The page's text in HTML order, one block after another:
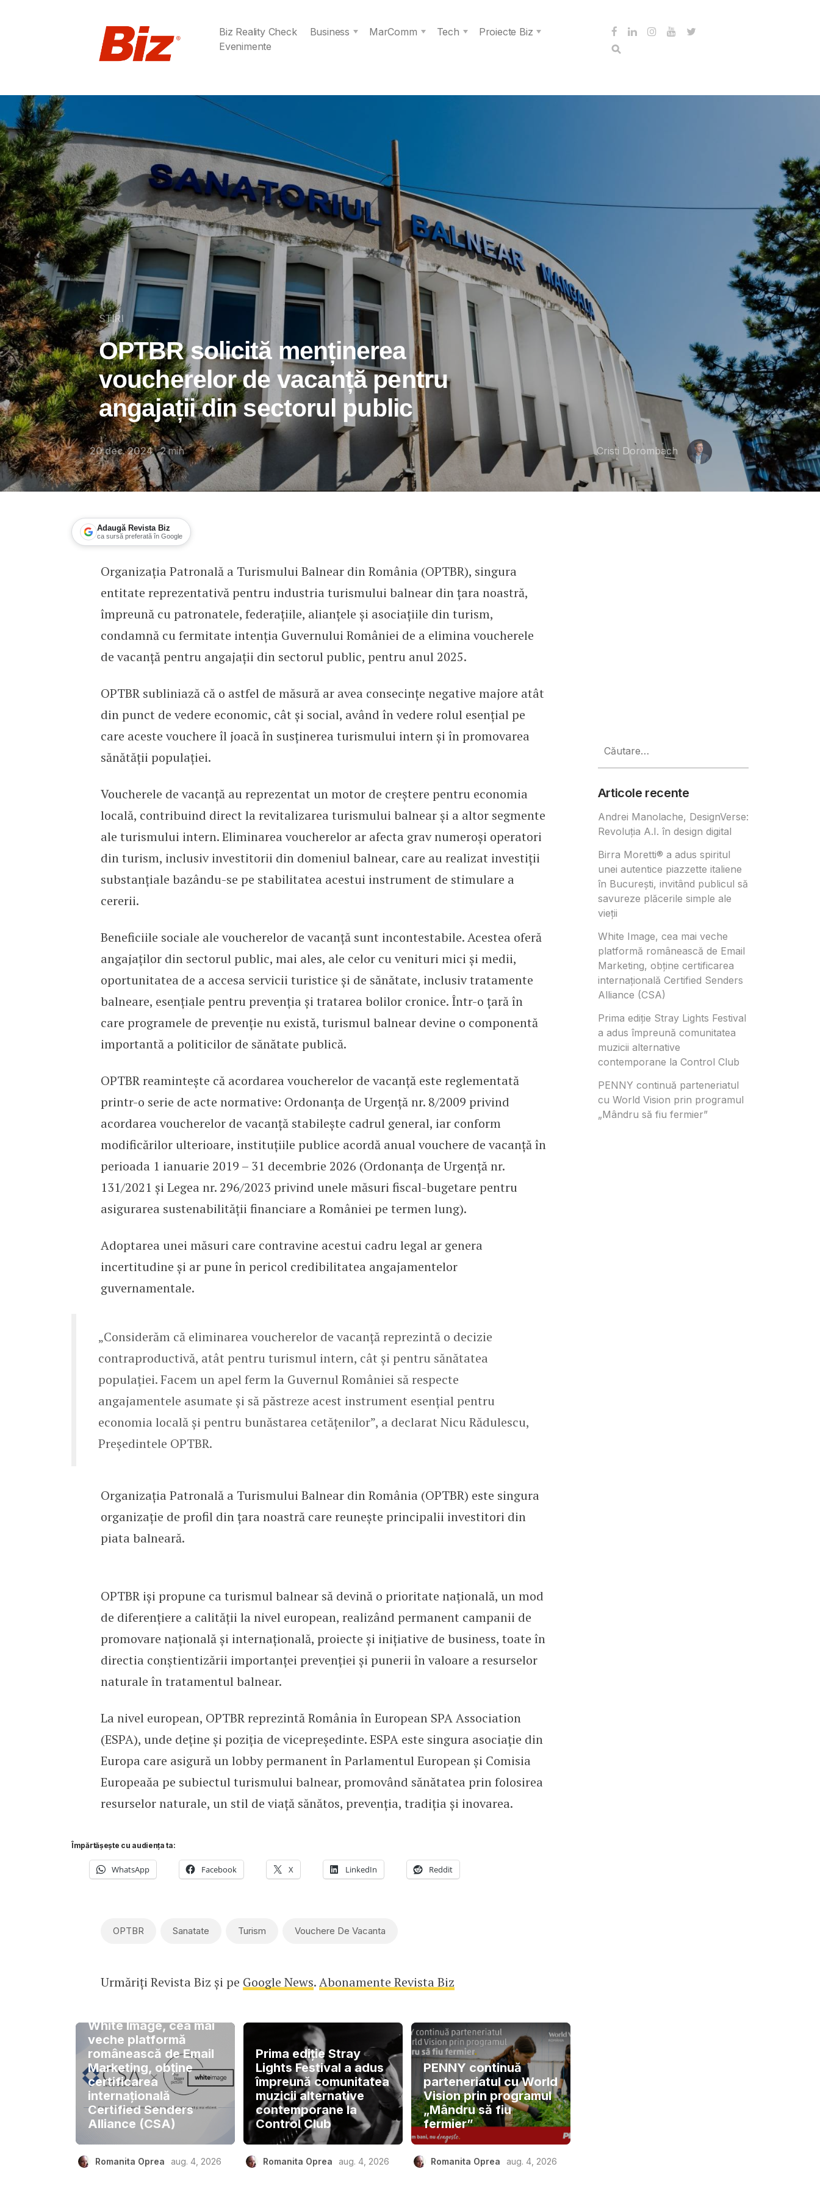
Biz Reality Check Business MarComm Tech
Proiecte Biz
Evenimente
STIRI
OPTBR solicită menținerea
voucherelor de vacanță pentru
angajații din sectorul public
20 dec. 2024 2min Cristi Dorombach
Adaugă Revista Biz
ca sursă preferată în Google
OPTBR solicită menținerea voucherelor de vacanță pentru angajații din sectorul public
Organizația Patronală a Turismului Balnear din România (OPTBR), singura
entitate reprezentativă pentru industria turismului balnear din țara noastră,
împreună cu patronatele, federațiile, alianțele și asociațiile din turism,
condamnă cu fermitate intenția Guvernului României de a elimina voucherele
de vacanță pentru angajații din sectorul public, pentru anul 2025.
OPTBR subliniază că o astfel de măsură ar avea consecințe negative majore atât
din punct de vedere economic, cât și social, având în vedere rolul esențial pe
care aceste vouchere îl joacă în susținerea turismului intern și în promovarea
sănătății populației.
Voucherele de vacanță au reprezentat un motor de creștere pentru economia
locală, contribuind direct la revitalizarea turismului balnear și a altor segmente
ale turismului intern. Eliminarea voucherelor ar afecta grav numeroși operatori
din turism, inclusiv investitorii din domeniul balnear, care au realizat investiții
substanțiale bazându-se pe stabilitatea acestui instrument de stimulare a
cererii.
Beneficiile sociale ale voucherelor de vacanță sunt incontestabile. Acestea oferă
angajaților din sectorul public, mai ales, ale celor cu venituri mici și medii,
oportunitatea de a accesa servicii turistice și de sănătate, inclusiv tratamente
balneare, esențiale pentru prevenția și tratarea bolilor cronice. Într-o țară în
care programele de prevenție nu există, turismul balnear devine o componentă
importantă a politicilor de sănătate publică.
OPTBR reamintește că acordarea voucherelor de vacanță este reglementată
printr-o serie de acte normative: Ordonanța de Urgență nr. 8/2009 privind
acordarea voucherelor de vacanță stabilește cadrul general, iar conform
modificărilor ulterioare, instituțiile publice acordă anual vouchere de vacanță în
perioada 1 ianuarie 2019 – 31 decembrie 2026 (Ordonanța de Urgență nr.
131/2021 și Legea nr. 296/2023 privind unele măsuri fiscal-bugetare pentru
asigurarea sustenabilității financiare a României pe termen lung).
Adoptarea unei măsuri care contravine acestui cadru legal ar genera
incertitudine și ar pune în pericol credibilitatea angajamentelor
guvernamentale.
„Considerăm că eliminarea voucherelor de vacanță reprezintă o decizie
contraproductivă, atât pentru turismul intern, cât și pentru sănătatea
populației. Facem un apel ferm la Guvernul României să respecte
angajamentele asumate și să păstreze acest instrument esențial pentru
economia locală și pentru bunăstarea cetățenilor”, a declarat Nicu Rădulescu,
Președintele OPTBR.
Organizația Patronală a Turismului Balnear din România (OPTBR) este singura
organizație de profil din țara noastră care reunește principalii investitori din
piata balneară.
OPTBR iși propune ca turismul balnear să devină o prioritate națională, un mod
de diferențiere a calității la nivel european, realizând permanent campanii de
promovare națională și internațională, proiecte și inițiative de business, toate în
directia conștientizării importanței prevenției și punerii în valoare a resurselor
naturale în tratamentul balnear.
La nivel european, OPTBR reprezintă România în European SPA Association
(ESPA), unde deține și poziția de vicepreședinte. ESPA este singura asociație din
Europa care asigură un lobby permanent în Parlamentul European și Comisia
Europeaăa pe subiectul turismului balnear, promovând sănătatea prin folosirea
resurselor naturale, un stil de viață sănătos, prevenția, tradiția și inovarea.
Împărtășește cu audiența ta:
WhatsApp Facebook X LinkedIn Reddit
OPTBR Sanatate Turism Vouchere De Vacanta
Urmăriți Revista Biz și pe Google News.Abonamente Revista Biz
White Image, cea mai
veche platformă
românească de Email
Marketing, obține
certificarea
internațională
Certified Senders
Alliance (CSA)
Romanita Oprea aug. 4, 2026
Prima ediție Stray
Lights Festival a adus
împreună comunitatea
muzicii alternative
contemporane la
Control Club
Romanita Oprea aug. 4, 2026
PENNY continuă
parteneriatul cu World
Vision prin programul
„Mândru să fiu
fermier”
Romanita Oprea aug. 4, 2026
după:
Articole recente
Andrei Manolache, DesignVerse:
Revoluția A.I. în design digital
Birra Moretti® a adus spiritul
unei autentice piazzette italiene
în București, invitând publicul să
savureze plăcerile simple ale
vieții
White Image, cea mai veche
platformă românească de Email
Marketing, obține certificarea
internațională Certified Senders
Alliance (CSA)
Prima ediție Stray Lights Festival
a adus împreună comunitatea
muzicii alternative
contemporane la Control Club
PENNY continuă parteneriatul
cu World Vision prin programul
„Mândru să fiu fermier”